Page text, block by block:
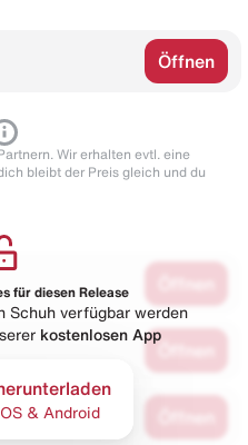
Öffnen
Wir erhalten evtl. eine
bleibt der Preis gleich und du
für diesen Release
Schuh verfügbar werden
kostenlosen App
& Android